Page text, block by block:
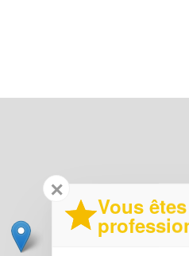
✕
Vous